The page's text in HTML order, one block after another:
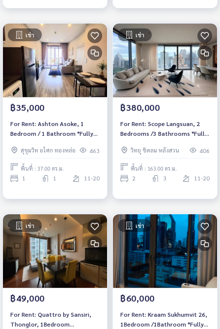
เช่า
฿35,000
For Rent: Ashton Asoke, 1
Bedroom / 1 Bathroom *Fully
สุขุมวิท อโศก ทองหล่อ
463
พื้นที่ : 37.00 ตร.ม.
1 1 11-20
เช่า
฿380,000
For Rent: Scope Langsuan, 2
Bedrooms /3 Bathrooms *Fully
Hansen*
วิทยุ ชิดลม หลังสวน 406
พื้นที่ : 163.00 ตร.ม.
2 3 11-20
เช่า
฿49,000
For Rent: Quattro by Sansiri,
Thonglor, 1Bedroom
เช่า
฿60,000
For Rent: Kraam Sukhumvit 26,
1Bedroom /1Bathroom *Fully